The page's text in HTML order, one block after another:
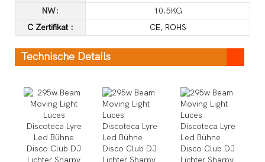
NW:
10.5KG
C Zertifikat : CE, ROHS
Technische Details